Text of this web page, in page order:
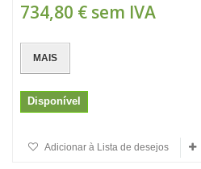
734,80 € sem IVA
MAIS
Disponível
Adicionar à Lista de desejos